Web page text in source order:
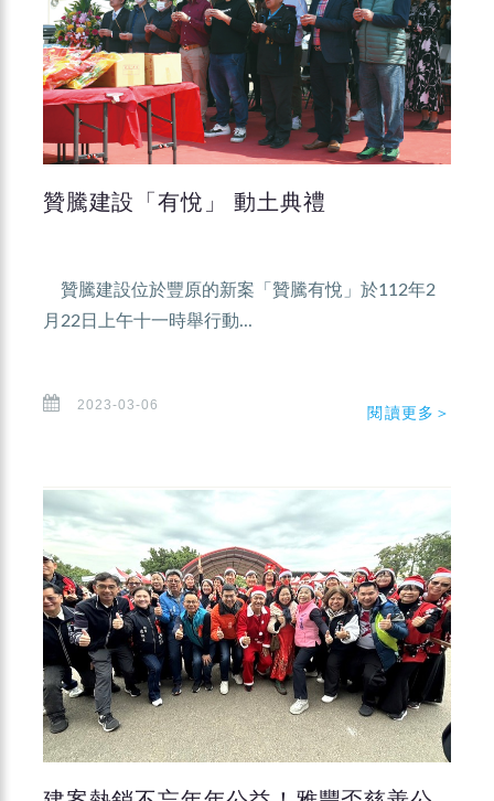
贊騰建設「有悅」 動土典禮
贊騰建設位於豐原的新案「贊騰有悅」於112年2
月22日上午十一時舉行動...
2023-03-06 閱讀更多＞